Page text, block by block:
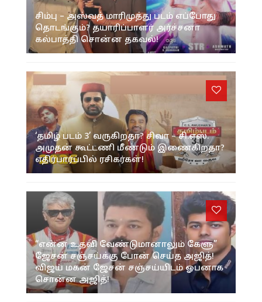
சிம்பு – அஸ்வத் மாரிமுத்து படம் எப்போது
தொடங்கும்? தயாரிப்பாளர் அர்ச்சனா
கல்பாத்தி சொன்ன தகவல்!
‘தமிழ் படம் 3’ வருகிறதா? சிவா – சி.எஸ்.
அமுதன் கூட்டணி மீண்டும் இணைகிறதா?
எதிர்பார்ப்பில் ரசிகர்கள்!
“என்ன உதவி வேண்டுமானாலும் கேளு”
ஜேசன் சஞ்சய்க்கு போன் செய்த அஜித்!
விஜய் மகன் ஜேசன் சஞ்சய்யிடம் ஓபனாக
சொன்ன அஜித்!